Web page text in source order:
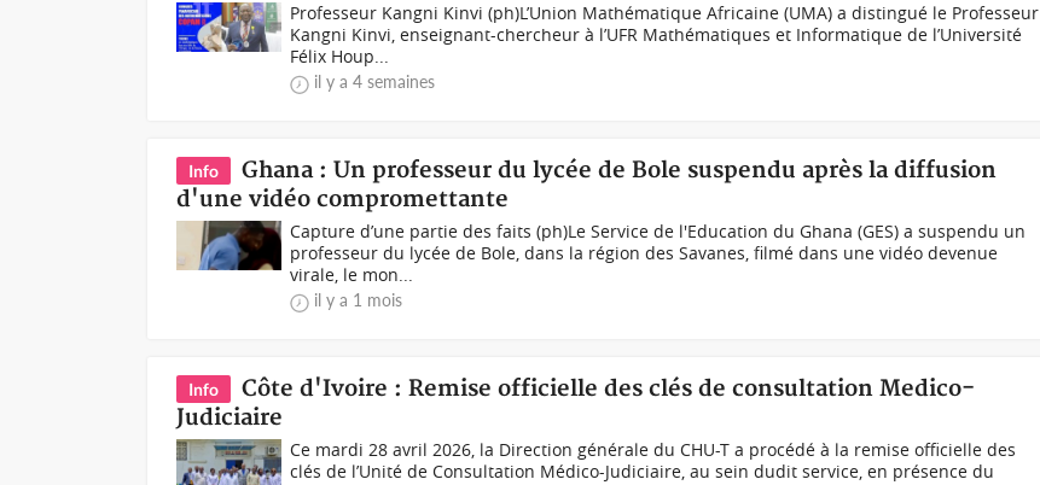
Professeur Kangni Kinvi (ph)L’Union Mathématique Africaine (UMA) a distingué le Professeur
Kangni Kinvi, enseignant-chercheur à l’UFR Mathématiques et Informatique de l’Université
Félix Houp...
il y a 4 semaines
Info
Ghana : Un professeur du lycée de Bole suspendu après la diffusion
d'une vidéo compromettante
Capture d’une partie des faits (ph)Le Service de l'Education du Ghana (GES) a suspendu un
professeur du lycée de Bole, dans la région des Savanes, filmé dans une vidéo devenue
virale, le mon...
il y a 1 mois
Info
Côte d'Ivoire : Remise officielle des clés de consultation Medico-
Judiciaire
Ce mardi 28 avril 2026, la Direction générale du CHU-T a procédé à la remise officielle des
clés de l’Unité de Consultation Médico-Judiciaire, au sein dudit service, en présence du